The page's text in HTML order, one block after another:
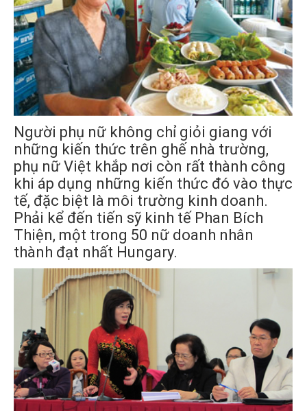
Người phụ nữ không chỉ giỏi giang với
những kiến thức trên ghế nhà trường,
phụ nữ Việt khắp nơi còn rất thành công
khi áp dụng những kiến thức đó vào thực
tế, đặc biệt là môi trường kinh doanh.
Phải kể đến tiến sỹ kinh tế Phan Bích
Thiện, một trong 50 nữ doanh nhân
thành đạt nhất Hungary.